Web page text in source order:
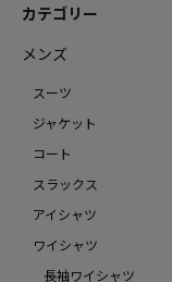
カテゴリー
メンズ
スーツ
ジャケット
コート
スラックス
アイシャツ
ワイシャツ
長袖ワイシャツ